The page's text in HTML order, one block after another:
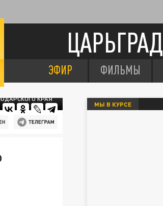
ЦАРЬГРАД
ЭФИР ФИЛЬМЫ
КРАЯ
МЫ В КУРСЕ